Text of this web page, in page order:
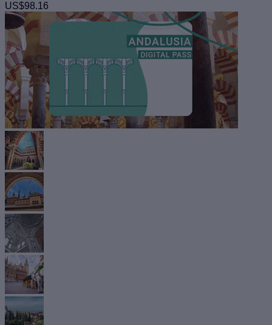
US$98.16